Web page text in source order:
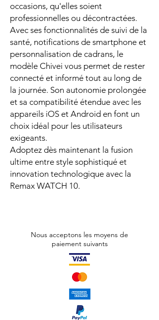
occasions, qu'elles soient
professionnelles ou décontractées.
Avec ses fonctionnalités de suivi de la
santé, notifications de smartphone et
personnalisation de cadrans, le
modèle Chivei vous permet de rester
connecté et informé tout au long de
la journée. Son autonomie prolongée
et sa compatibilité étendue avec les
appareils iOS et Android en font un
choix idéal pour les utilisateurs
exigeants.
Adoptez dès maintenant la fusion
ultime entre style sophistiqué et
innovation technologique avec la
Remax WATCH 10.
Nous acceptons les moyens de
paiement suivants